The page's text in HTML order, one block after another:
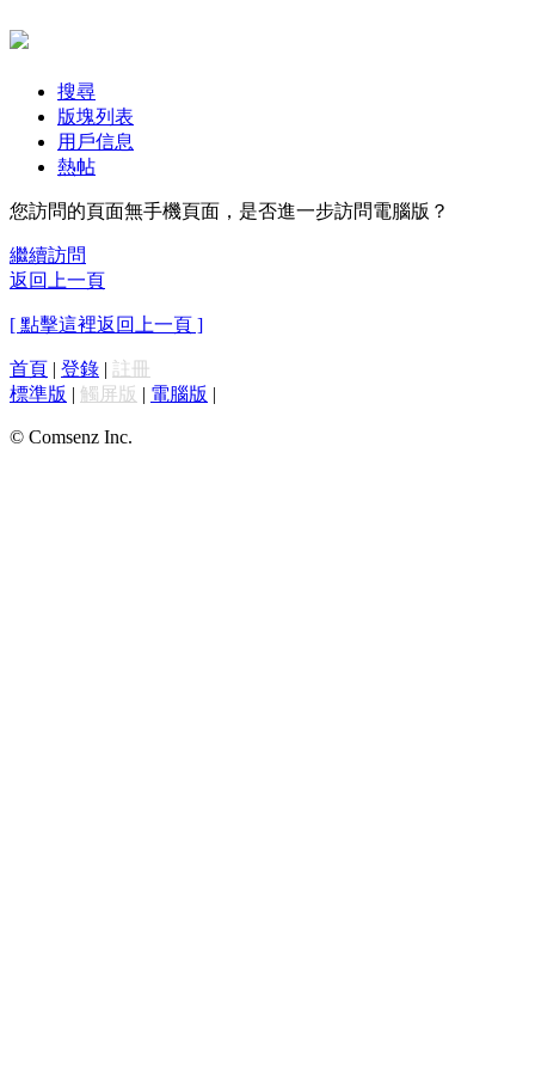
搜尋
版塊列表
用戶信息
熱帖
您訪問的頁面無手機頁面，是否進一步訪問電腦版？
繼續訪問
返回上一頁
[ 點擊這裡返回上一頁 ]
首頁 | 登錄 | 註冊
標準版 | 觸屏版 | 電腦版 |
© Comsenz Inc.